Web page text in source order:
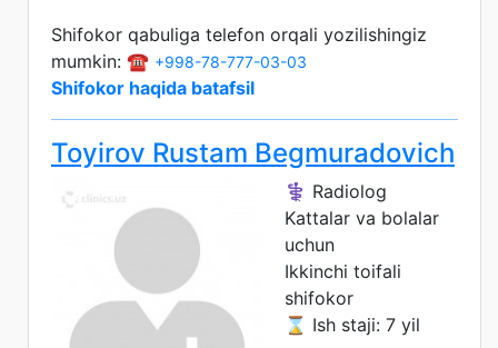
Shifokor qabuliga telefon orqali yozilishingiz
mumkin: ☎️ +998-78-777-03-03
Shifokor haqida batafsil
Toyirov Rustam Begmuradovich
⚕️ Radiolog
Kattalar va bolalar
uchun
Ikkinchi toifali
shifokor
⌛ Ish staji: 7 yil